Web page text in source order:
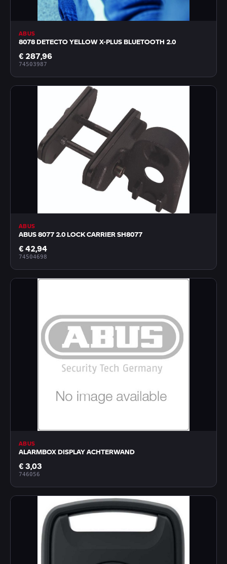
ABUS
8078 DETECTO YELLOW X-PLUS BLUETOOTH 2.0
€ 287,96
74503987
ABUS
ABUS 8077 2.0 LOCK CARRIER SH8077
€ 42,94
74504698
ABUS
ALARMBOX DISPLAY ACHTERWAND
€ 3,03
746056